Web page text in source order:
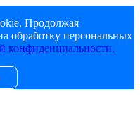
Продолжая
обработку персональных
конфиденциальности.